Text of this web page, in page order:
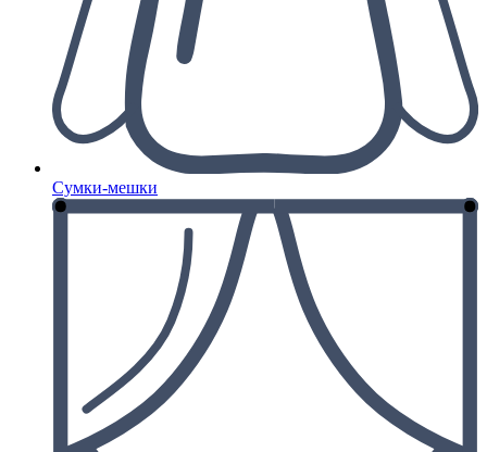
Сумки-мешки